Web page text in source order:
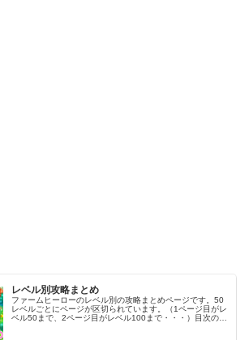
レベル別攻略まとめ
ファームヒーローのレベル別の攻略まとめページです。50
レベルごとにページが区切られています。（1ページ目がレ
ベル50まで、2ページ目がレベル100まで・・・）目次のリ